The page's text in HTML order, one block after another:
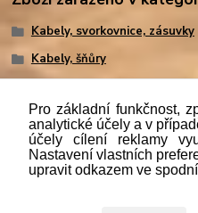
Kabely, svorkovnice, zásuvky
Kabely, šňůry
Podlezákona č. 112/
prodávající povinen vystavit
případě technického výpadku
Pro základní funkčnost,
analytické účely a v
účely cílení reklamy
Nastavení vlastních
upravit odkazem ve